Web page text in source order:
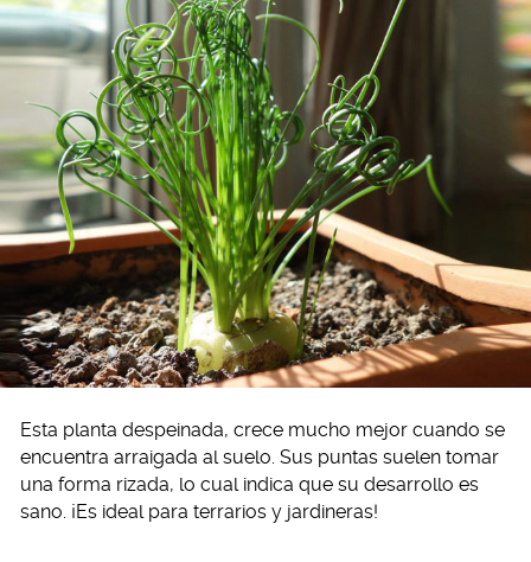
Esta planta despeinada, crece mucho mejor cuando se
encuentra arraigada al suelo. Sus puntas suelen tomar
una forma rizada, lo cual indica que su desarrollo es
sano. ¡Es ideal para terrarios y jardineras!